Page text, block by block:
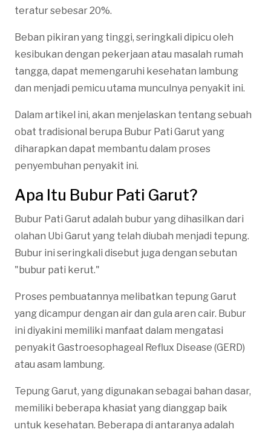
teratur sebesar 20%.
Beban pikiran yang tinggi, seringkali dipicu oleh
kesibukan dengan pekerjaan atau masalah rumah
tangga, dapat memengaruhi kesehatan lambung
dan menjadi pemicu utama munculnya penyakit ini.
Dalam artikel ini, akan menjelaskan tentang sebuah
obat tradisional berupa Bubur Pati Garut yang
diharapkan dapat membantu dalam proses
penyembuhan penyakit ini.
Apa Itu Bubur Pati Garut?
Bubur Pati Garut adalah bubur yang dihasilkan dari
olahan Ubi Garut yang telah diubah menjadi tepung.
Bubur ini seringkali disebut juga dengan sebutan
"bubur pati kerut."
Proses pembuatannya melibatkan tepung Garut
yang dicampur dengan air dan gula aren cair. Bubur
ini diyakini memiliki manfaat dalam mengatasi
penyakit Gastroesophageal Reflux Disease (GERD)
atau asam lambung.
Tepung Garut, yang digunakan sebagai bahan dasar,
memiliki beberapa khasiat yang dianggap baik
untuk kesehatan. Beberapa di antaranya adalah